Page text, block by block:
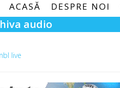
ACASĂ DESPRE NOI
audio